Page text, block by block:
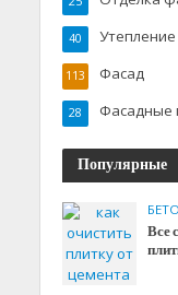
40
Фасад
113
Фасадные
28
Популярные
Все